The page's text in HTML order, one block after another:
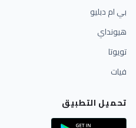
بي ام دبليو
هيونداي
تويوتا
فيات
تحميل التطبيق